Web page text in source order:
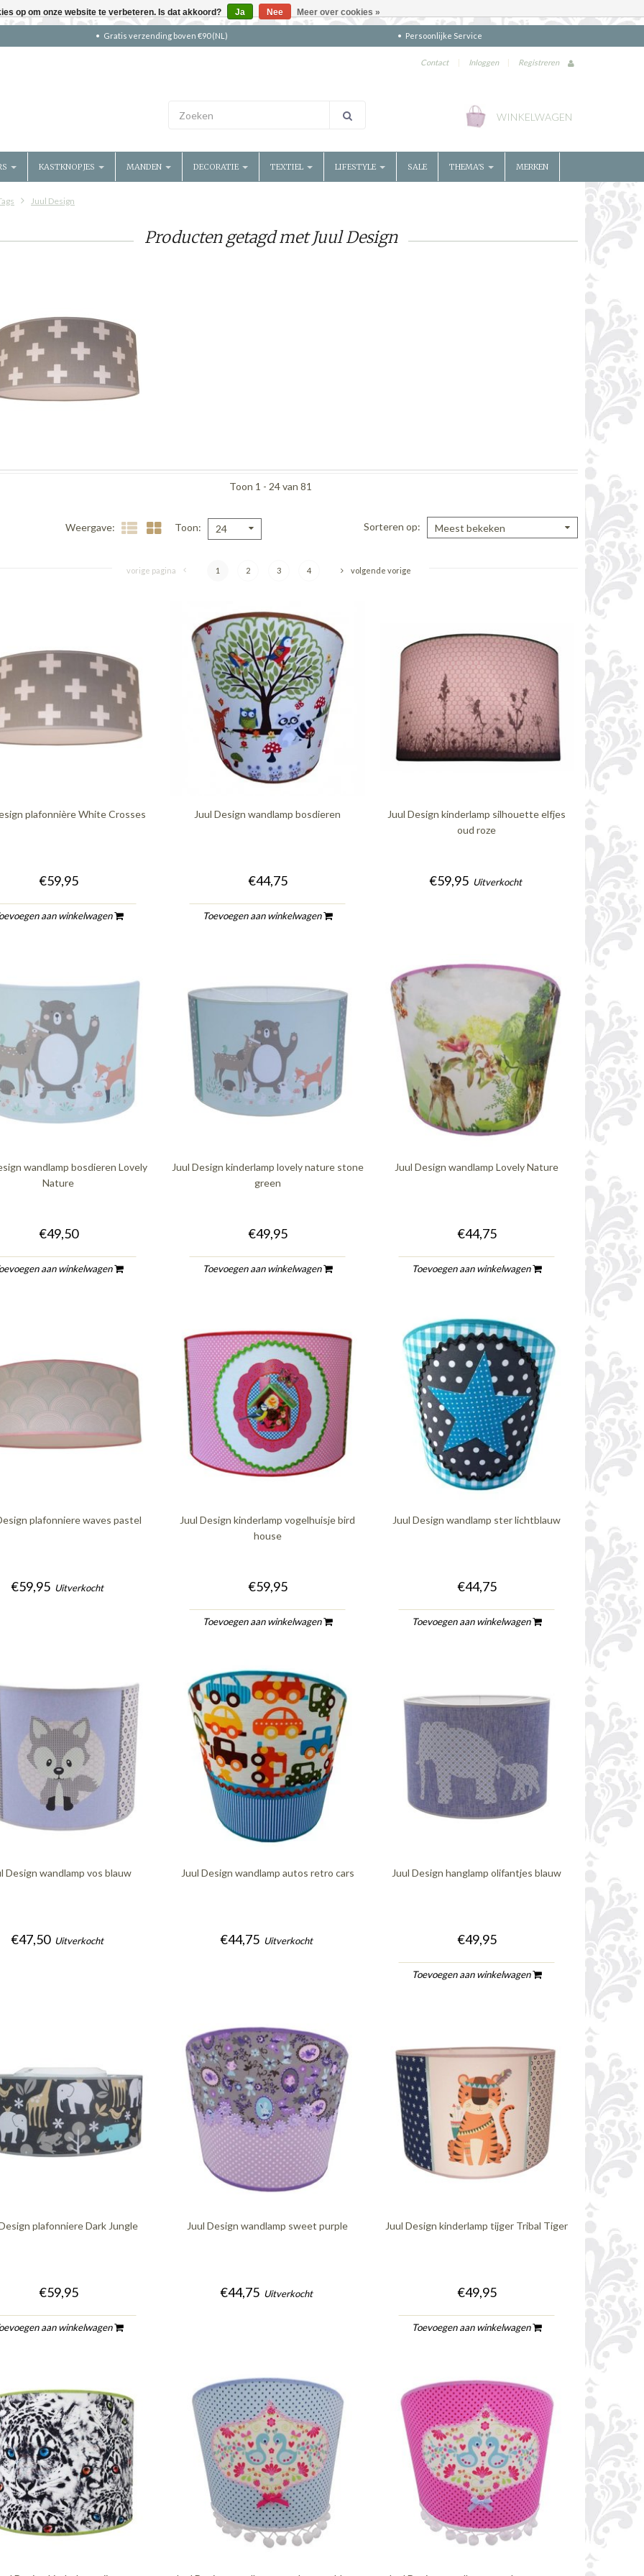
Gratis verzending boven €90 (NL) Persoonlijke Service
Contact | Inloggen | Registreren
WINKELWAGEN
KASTKNOPJES MANDEN DECORATIE TEXTIEL LIFESTYLE SALE THEMA'S MERKEN
Juul Design
Producten getagd met Juul Design
Toon 1 - 24 van 81
Weergave Toon 24 Sorteren op Meest bekeken
vorige pagina 1 2 3 4 volgende vorige
plafonnière White Crosses
€59,95
aan winkelwagen
Juul Design wandlamp bosdieren
€44,75
Toevoegen aan winkelwagen
Juul Design kinderlamp silhouette elfjes
oud roze
€59,95 Uitverkocht
wandlamp bosdieren Lovely
Nature
€49,50
aan winkelwagen
Juul Design kinderlamp lovely nature stone
green
€49,95
Toevoegen aan winkelwagen
Juul Design wandlamp Lovely Nature
€44,75
Toevoegen aan winkelwagen
plafonniere waves pastel
€59,95 Uitverkocht
Juul Design kinderlamp vogelhuisje bird
house
€59,95
Toevoegen aan winkelwagen
Juul Design wandlamp ster lichtblauw
€44,75
Toevoegen aan winkelwagen
Design wandlamp vos blauw
€47,50 Uitverkocht
Juul Design wandlamp autos retro cars
€44,75 Uitverkocht
Juul Design hanglamp olifantjes blauw
€49,95
Toevoegen aan winkelwagen
plafonniere Dark Jungle
€59,95
aan winkelwagen
Juul Design wandlamp sweet purple
€44,75 Uitverkocht
Juul Design kinderlamp tijger Tribal Tiger
€49,95
Toevoegen aan winkelwagen
op om onze website te verbeteren. Is dat akkoord? Ja Nee Meer over cookies »